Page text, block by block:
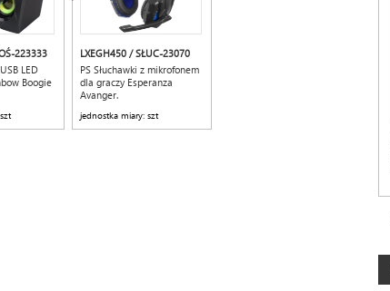
223333
LED
Boogie
LXEGH450 / SŁUC-23070
PS Słuchawki z mikrofonem
dla graczy Esperanza
Avanger.
jednostka miary: szt